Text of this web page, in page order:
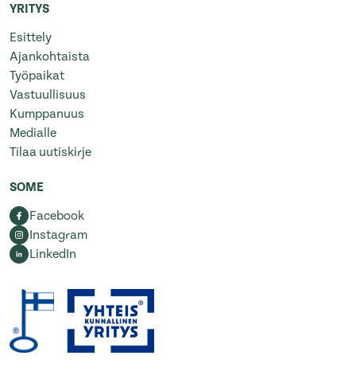
YRITYS
Esittely
Ajankohtaista
Työpaikat
Vastuullisuus
Kumppanuus
Medialle
Tilaa uutiskirje
SOME
Facebook
Instagram
LinkedIn